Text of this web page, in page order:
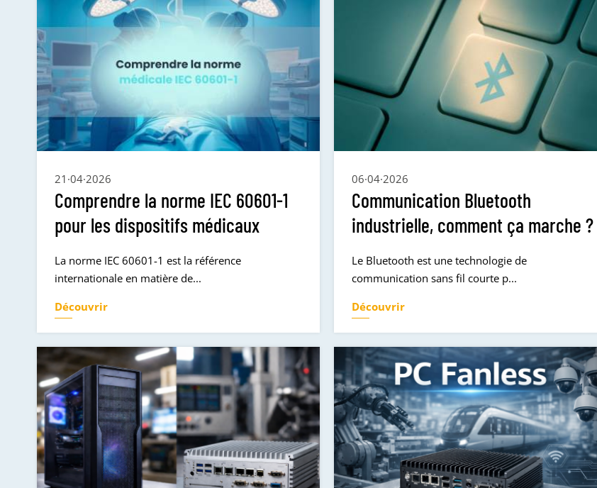
21·04·2026
Comprendre la norme IEC 60601-1
pour les dispositifs médicaux
La norme IEC 60601-1 est la référence
internationale en matière de...
Découvrir
06·04·2026
Communication Bluetooth
industrielle, comment ça marche ?
Le Bluetooth est une technologie de
communication sans fil courte p...
Découvrir